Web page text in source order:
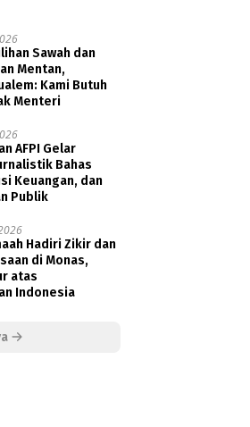
Sawah dan
Mentan,
Kami Butuh
Menteri
AFPI Gelar
Bahas
Keuangan, dan
Publik
Hadiri Zikir dan
di Monas,
atas
Indonesia